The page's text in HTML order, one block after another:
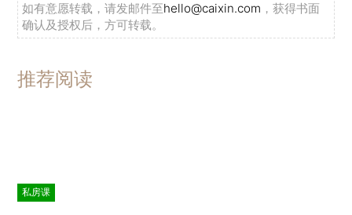
如有意愿转载，请发邮件至hello@caixin.com ，获得书面
确认及授权后，方可转载。
推荐阅读
私房课